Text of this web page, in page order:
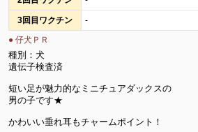
3回目ワクチン -
● 仔犬ＰＲ
種別：犬
遺伝子検査済
短い足が魅力的なミニチュアダックスの
男の子です★
かわいい垂れ耳もチャームポイント！